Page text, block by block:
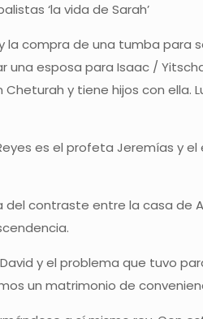
‘la vida de Sarah’
compra de una tumba
esposa para Isaac /
y tiene hijos con
es el profeta Jeremías y
contraste entre la casa de
y el problema que tuvo
un matrimonio de